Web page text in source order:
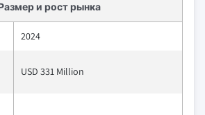
и рост рынка
2024
USD 331 Million